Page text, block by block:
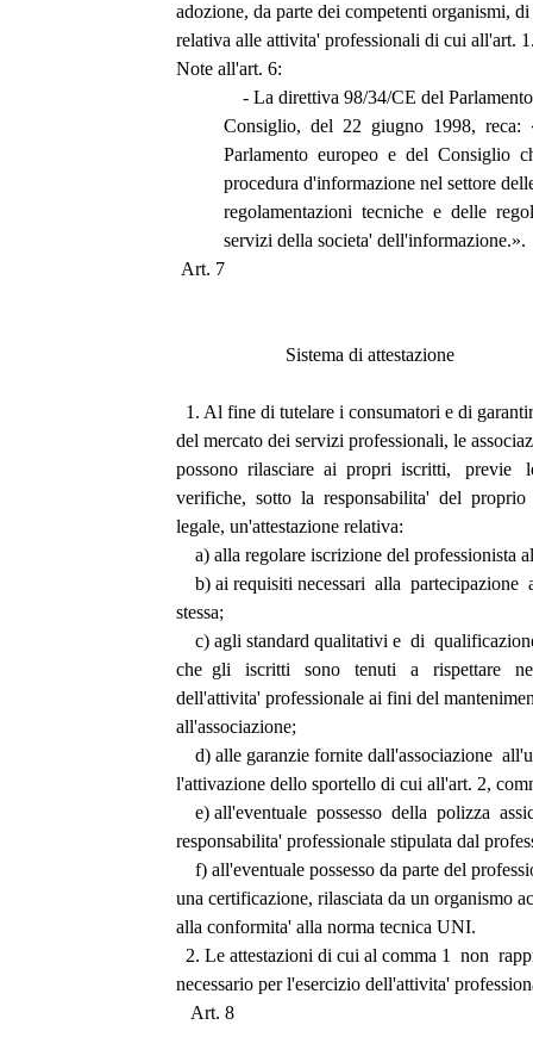
adozione, da parte dei competenti organismi,
relativa alle attivita' professionali di cui all'art.
Note all'art. 6:
- La direttiva 98/34/CE del
Consiglio,  del  22  giugno  1998,
Parlamento  europeo  e  del
procedura d'informazione nel settore
regolamentazioni  tecniche  e  delle
          servizi della societa' dell'informazione.».
Art. 7
                       Sistema di attestazione
1. Al fine di tutelare i consumatori e di
del mercato dei servizi professionali, le
possono  rilasciare  ai  propri  iscritti,   previe
verifiche,  sotto  la  responsabilita'  del  proprio
legale, un'attestazione relativa:
a) alla regolare iscrizione del professionista
b) ai requisiti necessari  alla  partecipazione
stessa;
c) agli standard qualitativi e  di
che  gli   iscritti   sono   tenuti   a   rispettare
dell'attivita' professionale ai fini del
all'associazione;
d) alle garanzie fornite dall'associazione
l'attivazione dello sportello di cui all'art. 2,
e) all'eventuale  possesso  della  polizza
responsabilita' professionale stipulata dal
f) all'eventuale possesso da parte del
una certificazione, rilasciata da un organismo
alla conformita' alla norma tecnica UNI.
2. Le attestazioni di cui al comma 1  non
necessario per l'esercizio dell'attivita'
   Art. 8